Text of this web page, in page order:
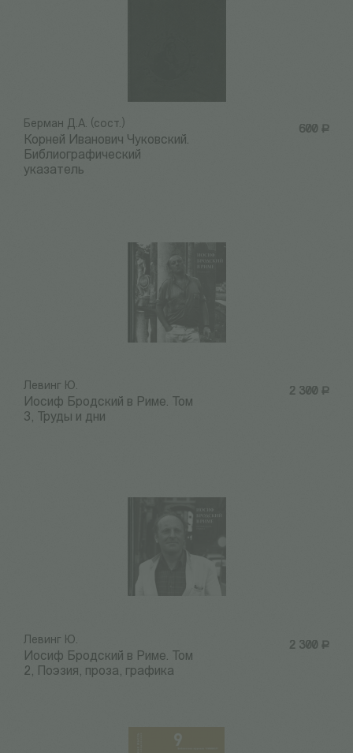
600 Р
Берман Д.А. (сост.)
Корней Иванович Чуковский.
Библиографический
указатель
2 300 Р
Левинг Ю.
Иосиф Бродский в Риме. Том
3, Труды и дни
2 300 Р
Левинг Ю.
Иосиф Бродский в Риме. Том
2, Поэзия, проза, графика